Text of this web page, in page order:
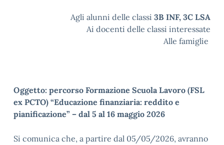
Agli alunni delle classi 3B INF, 3C LSA
Ai docenti delle classi interessate
Alle famiglie
Oggetto: percorso Formazione Scuola Lavoro (FSL
ex PCTO) “Educazione finanziaria: reddito e
pianificazione” – dal 5 al 16 maggio 2026
Si comunica che, a partire dal 05/05/2026, avranno